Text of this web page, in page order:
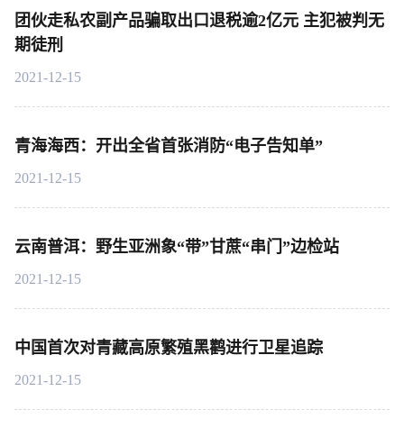
团伙走私农副产品骗取出口退税逾2亿元 主犯被判无
期徒刑
2021-12-15
青海海西：开出全省首张消防“电子告知单”
2021-12-15
云南普洱：野生亚洲象“带”甘蔗“串门”边检站
2021-12-15
中国首次对青藏高原繁殖黑鹳进行卫星追踪
2021-12-15